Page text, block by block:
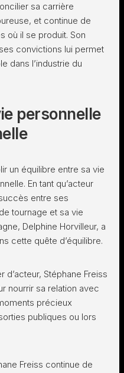
sa carrière
et continue de
où il se produit. Son
convictions lui permet
dans l’industrie du
personnelle
un équilibre entre sa vie
En tant qu’acteur
entre ses
tournage et sa vie
Delphine Horvilleur, a
cette quête d’équilibre.
Stéphane Freiss
nourrir sa relation avec
précieux
publiques ou lors
Freiss continue de